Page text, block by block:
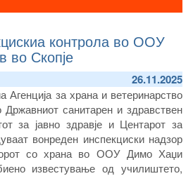
контрола во ООУ
Скопје
26.11.2025
Агенција за храна и ветеринарство
санитарен и здравствен
за јавно здравје и Центарот за
вонреден инспекциски надзор
со храна во ООУ Димо Хаџи
известување од училиштето,